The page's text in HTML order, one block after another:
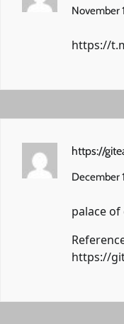
November
https://
https://
December
palace of
https://